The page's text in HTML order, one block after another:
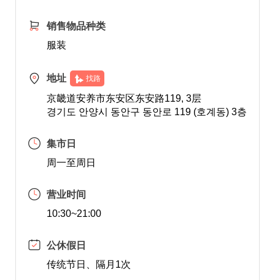
销售物品种类
服装
地址 找路
京畿道安养市东安区东安路119, 3层
경기도 안양시 동안구 동안로 119 (호계동) 3층
集市日
周一至周日
营业时间
10:30~21:00
公休假日
传统节日、隔月1次